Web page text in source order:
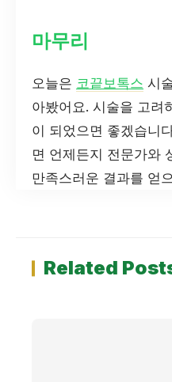
마무리
오늘은 코끝보톡스 시
아봤어요. 시술을 고려
이 되었으면 좋겠습니
면 언제든지 전문가와
만족스러운 결과를 얻
Related